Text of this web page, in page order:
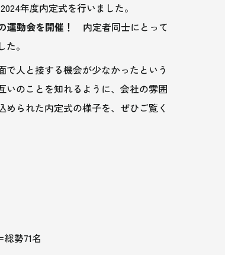
年度内定式を行いました。
運動会を開催！
内定者同士にとって
。
人と接する機会が少なかったという
のことを知れるように、会社の雰囲
られた内定式の様子を、ぜひご覧く
勢71名